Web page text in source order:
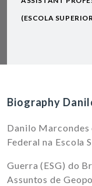
(ESCOLA
Biography
Danilo
Federal na Escola
Guerra (ESG) do
Assuntos de